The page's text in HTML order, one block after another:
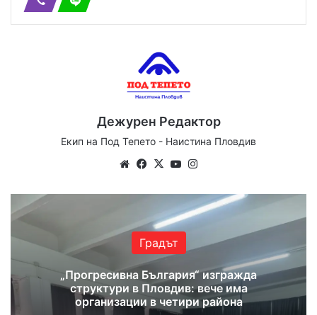
Дежурен Редактор
Екип на Под Тепето - Наистина Пловдив
WebsiteFacebook
X YouTube
Градът
„Прогресивна България“ изгражда
структури в Пловдив: вече има
организации в четири района